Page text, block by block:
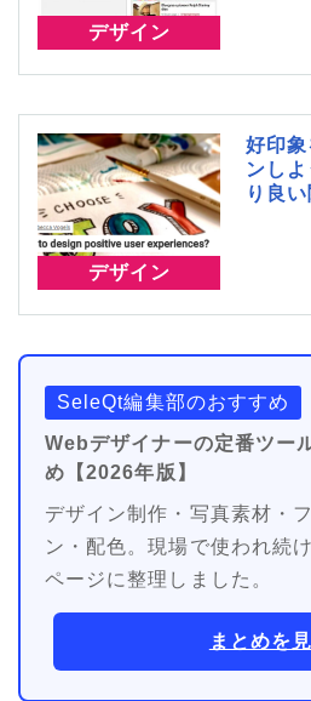
デザイン
デザイン
好印
ンし
り良
SeleQt編集部のおすすめ
Webデザイナーの定番ツー
め【2026年版】
デザイン制作・写真素材・
ン・配色。現場で使われ続
ページに整理しました。
まとめを